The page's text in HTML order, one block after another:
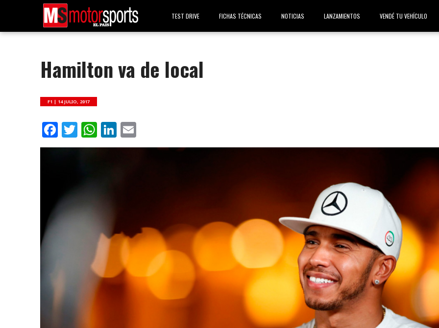
TEST DRIVE FICHAS TÉCNICAS NOTICIAS LANZAMIENTOS VENDÉ TU VEHÍCULO
Hamilton va de local
F1 | 14 JULIO, 2017
Facebook
Twitter
WhatsApp
LinkedIn